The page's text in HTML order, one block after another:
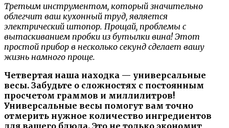
Третьим инструментом, который значительно
облегчит ваш кухонный труд, является
электрический штопор. Прощай, проблемы с
вытаскиванием пробки из бутылки вина! Этот
простой прибор в несколько секунд сделает вашу
жизнь намного проще.
Четвертая наша находка — универсальные
весы. Забудьте о сложностях с постоянным
просчетом граммов и миллилитров!
Универсальные весы помогут вам точно
отмерить нужное количество ингредиентов
для вашего блюда. Это не только экономит